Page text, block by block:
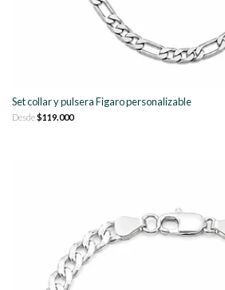
Set collar y pulsera Figaro personalizable
Desde$119.000